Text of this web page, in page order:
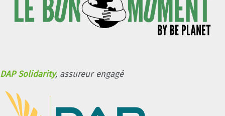
DAP Solidarity, assureur engagé